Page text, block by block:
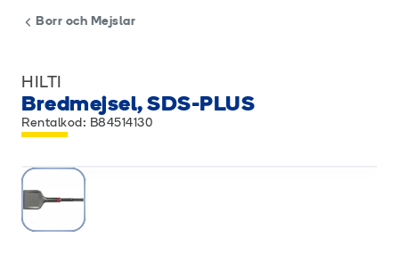
Borr och Mejslar
HILTI
Bredmejsel, SDS-PLUS
Rentalkod: B84514130